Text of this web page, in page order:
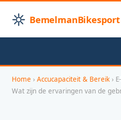
BemelmanBikesport
Home › Accucapaciteit & Bereik ›
Wat zijn de ervaringen van de